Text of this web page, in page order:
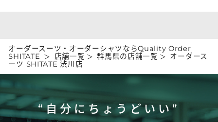
オーダースーツ・オーダーシャツならQuality Order
SHITATE
店舗一覧 群馬県の店舗一覧
オーダース
ーツ SHITATE 渋川店
“自分にちょうどいい”